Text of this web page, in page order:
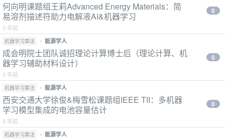
何向明课题组王莉Advanced Energy Materials：简
易溶剂描述符助力电解液AI&机器学习
3 年前
0
机器学习算法 • 能源学人
​成会明院士团队诚招理论计算博士后（理论计算、机
器学习辅助材料设计）
3 年前
0
机器学习算法 • 能源学人
​西安交通大学徐俊&梅雪松课题组IEEE TII：多机器
学习模型集成的电池容量估计
3 年前
0
机器学习算法 • 能源学人